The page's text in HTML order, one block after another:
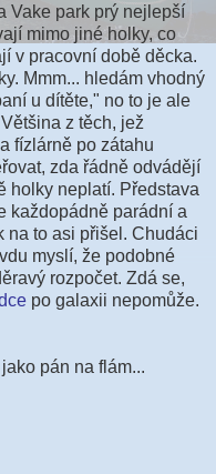
Vake park prý nejlepší
mimo jiné holky, co
v pracovní době děcka.
Mmm... hledám vhodný
u dítěte," no to je ale
z těch, jež
fízlárně po zátahu
zda řádně odvádějí
holky neplatí. Představa
každopádně parádní a
na to asi přišel. Chudáci
myslí, že podobné
rozpočet. Zdá se,
po galaxii nepomůže.
pán na flám...